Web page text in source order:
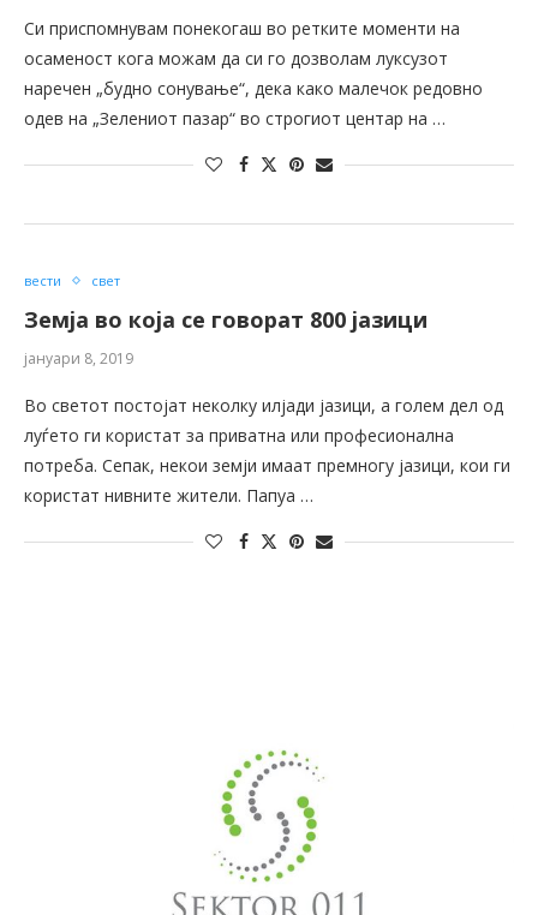
Си приспомнувам понекогаш во ретките моменти на
осаменост кога можам да си го дозволам луксузот
наречен „будно сонување“, дека како малечок редовно
одев на „Зелениот пазар“ во строгиот центар на …
вести свет
Земја во која се говорат 800 јазици
јануари 8, 2019
Во светот постојат неколку илјади јазици, а голем дел од
луѓето ги користат за приватна или професионална
потреба. Сепак, некои земји имаат премногу јазици, кои ги
користат нивните жители. Папуа …